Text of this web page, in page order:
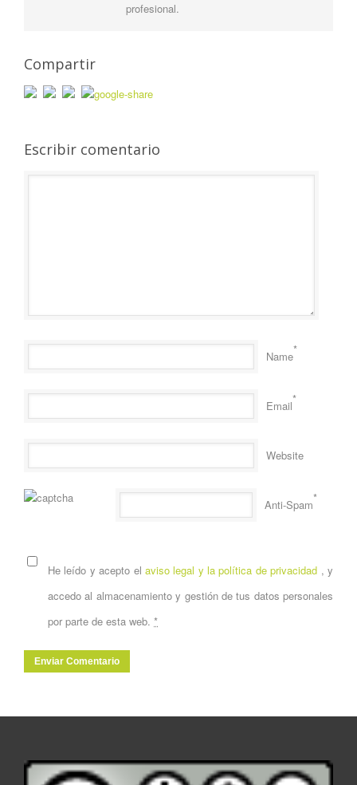
profesional.
Compartir
Escribir comentario
Name*
Email*
Website
Anti-Spam*
He leído y acepto el aviso legal y la política de privacidad , y
accedo al almacenamiento y gestión de tus datos personales
por parte de esta web. *